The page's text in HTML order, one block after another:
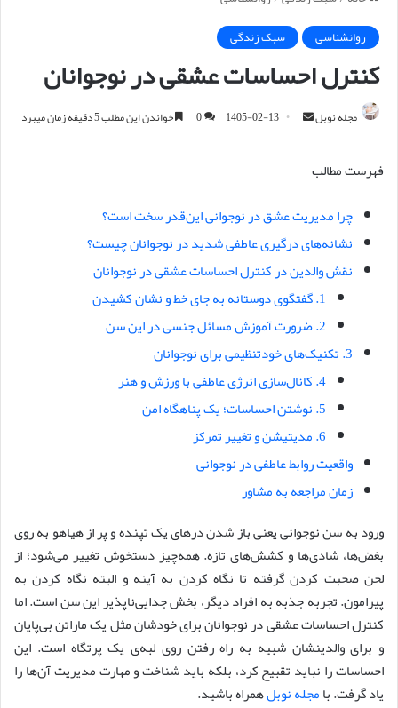
روانشناسی
سبک زندگی
کنترل احساسات عشقی در نوجوانان
مجله نوبل
ا
ی
م
ل
1405-02-13
0 خواندن این مطلب 5 دقیقه زمان میبرد
فهرست مطالب
چرا مدیریت عشق در نوجوانی این‌قدر سخت است؟
نشانه‌های درگیری عاطفی شدید در نوجوانان چیست؟
نقش والدین در کنترل احساسات عشقی در نوجوانان
1. گفتگوی دوستانه به جای خط و نشان کشیدن
2. ضرورت آموزش مسائل جنسی در این سن
3. تکنیک‌های خودتنظیمی برای نوجوانان
4. کانال‌سازی انرژی عاطفی با ورزش و هنر
5. نوشتن احساسات؛ یک پناهگاه امن
6. مدیتیشن و تغییر تمرکز
واقعیت روابط عاطفی در نوجوانی
زمان مراجعه به مشاور
ورود به سن نوجوانی یعنی باز شدن درهای یک تپنده و پر از هیاهو به روی
بغض‌ها، شادی‌ها و کشش‌های تازه. همه‌چیز دستخوش تغییر می‌شود؛ از
لحن صحبت کردن گرفته تا نگاه کردن به آینه و البته نگاه کردن به
پیرامون. تجربه جذبه به افراد دیگر، بخش جدایی‌ناپذیر این سن است. اما
کنترل احساسات عشقی در نوجوانان برای خودشان مثل یک ماراتن بی‌پایان
و برای والدینشان شبیه به راه رفتن روی لبه‌ی یک پرتگاه است. این
احساسات را نباید تقبیح کرد، بلکه باید شناخت و مهارت مدیریت آن‌ها را
یاد گرفت. بامجله نوبلهمراه باشید.